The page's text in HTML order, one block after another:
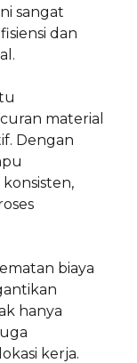
sangat
dan
material
Dengan
biaya
hanya
kerja.